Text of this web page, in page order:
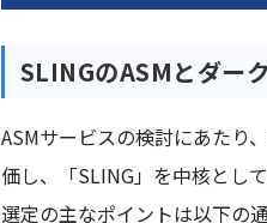
SLINGのASMとダー
ASMサービスの検討にあたり
価し、「SLING」を中核とし
選定の主なポイントは以下の通